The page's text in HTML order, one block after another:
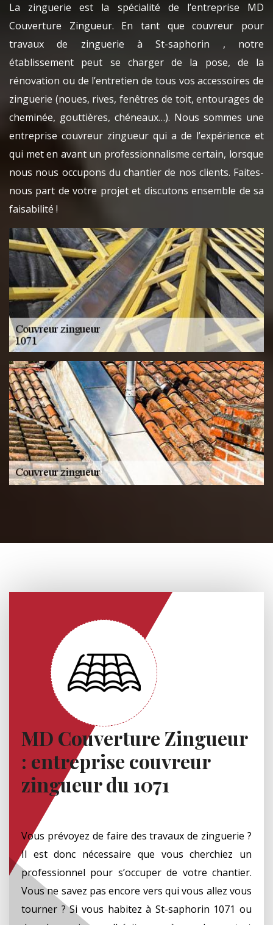
La zinguerie est la spécialité de l’entreprise MD
Couverture Zingueur. En tant que couvreur pour
travaux de zinguerie à St-saphorin , notre
établissement peut se charger de la pose, de la
rénovation ou de l’entretien de tous vos accessoires de
zinguerie (noues, rives, fenêtres de toit, entourages de
cheminée, gouttières, chéneaux…). Nous sommes une
entreprise couvreur zingueur qui a de l’expérience et
qui met en avant un professionnalisme certain, lorsque
nous nous occupons du chantier de nos clients. Faites-
nous part de votre projet et discutons ensemble de sa
faisabilité !
MD Couverture Zingueur
: entreprise couvreur
zingueur du 1071
Vous prévoyez de faire des travaux de zinguerie ?
Il est donc nécessaire que vous cherchiez un
professionnel pour s’occuper de votre chantier.
Vous ne savez pas encore vers qui vous allez vous
tourner ? Si vous habitez à St-saphorin 1071 ou